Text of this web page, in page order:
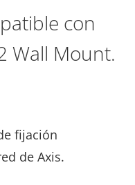
con
Wall Mount.
fijación
de Axis.